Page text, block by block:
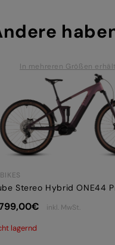
In mehreren Größen
Stereo Hybrid ONE44
€ inkl. MwSt.
lagernd